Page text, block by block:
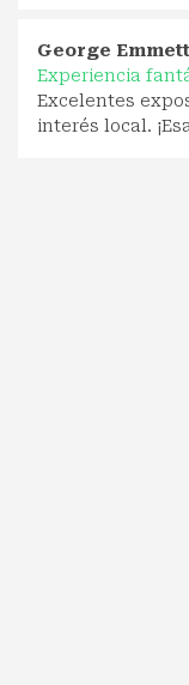
George Emmett
Experiencia
Excelentes
interés local.